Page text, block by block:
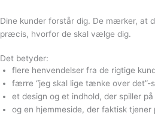
Dine kunder forstår dig. De mærker, at
præcis, hvorfor de skal vælge dig.
Det betyder:
flere henvendelser fra de rigtige
færre “jeg skal lige tænke over det”-
et design og et indhold, der spiller
og en hjemmeside, der faktisk tjener